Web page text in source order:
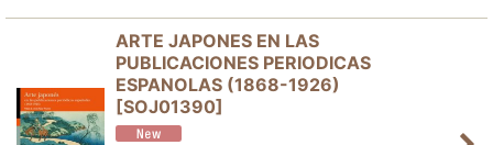
ARTE JAPONES EN LAS
PUBLICACIONES PERIODICAS
ESPANOLAS (1868-1926)
[SOJ01390]